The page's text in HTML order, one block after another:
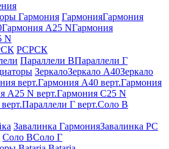
Гармония ГармонияГармония
Гармония А25 NГармония
N
РСРСК
Параллели ВПараллели Г
ЗеркалоЗеркало А40Зеркало
верт.Гармония А40 верт.Гармония
А25 N верт.Гармония С25 N
Параллели Г верт.Соло В
Завалинка ГармонияЗавалинка РС
Соло ВСоло Г